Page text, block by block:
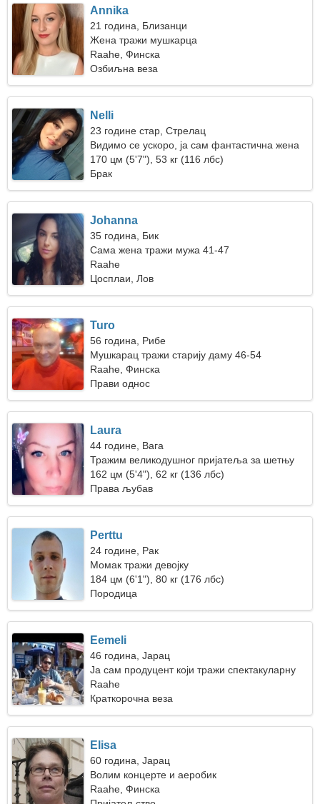
Annika
21 година, Близанци
Жена тражи мушкарца
Raahe, Финска
Озбиљна веза
Nelli
23 године стар, Стрелац
Видимо се ускоро, ја сам фантастична жена
170 цм (5'7"), 53 кг (116 лбс)
Брак
Johanna
35 година, Бик
Сама жена тражи мужа 41-47
Raahe
Цосплаи, Лов
Turo
56 година, Рибе
Мушкарац тражи старију даму 46-54
Raahe, Финска
Прави однос
Laura
44 године, Вага
Тражим великодушног пријатеља за шетњу
162 цм (5'4"), 62 кг (136 лбс)
Права љубав
Perttu
24 године, Рак
Момак тражи девојку
184 цм (6'1"), 80 кг (176 лбс)
Породица
Eemeli
46 година, Јарац
Ја сам продуцент који тражи спектакуларну
жену
Raahe
Краткорочна веза
Elisa
60 година, Јарац
Волим концерте и аеробик
Raahe, Финска